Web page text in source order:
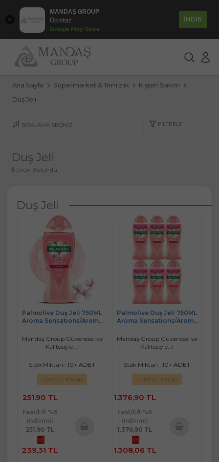
MANDAŞ GROUP
Ücretsiz
Google Play Store
İNDİR
Ana Sayfa Süpermarket & Temizlik
Kişisel Bakım
Duş Jeli
FILTRELE
Duş Jeli
5 Ürün Bulundu
Duş Jeli
Palmolive Duş Jeli 750ML
Aroma Sensations/Aroma
Mandaş Group Güvencesi ve
Kalitesiyle...!
Stok Miktarı : 10+ ADET
Ücretsiz Kargo
251,90 TL
Fast/Eft %5
indirimli
251,90 TL
%5
239,31 TL
Palmolive Duş Jeli 750ML
Aroma Sensations/Aroma
Mandaş Group Güvencesi ve
Kalitesiyle...!
Stok Miktarı : 10+ ADET
Ücretsiz Kargo
1.376,90 TL
Fast/Eft %5
indirimli
1.376,90 TL
%5
1.308,06 TL